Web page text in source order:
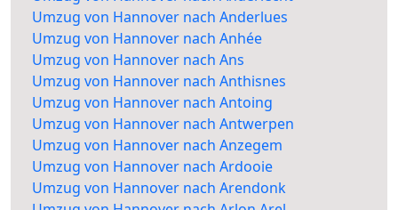
Umzug von Hannover nach Anderlues
Umzug von Hannover nach Anhée
Umzug von Hannover nach Ans
Umzug von Hannover nach Anthisnes
Umzug von Hannover nach Antoing
Umzug von Hannover nach Antwerpen
Umzug von Hannover nach Anzegem
Umzug von Hannover nach Ardooie
Umzug von Hannover nach Arendonk